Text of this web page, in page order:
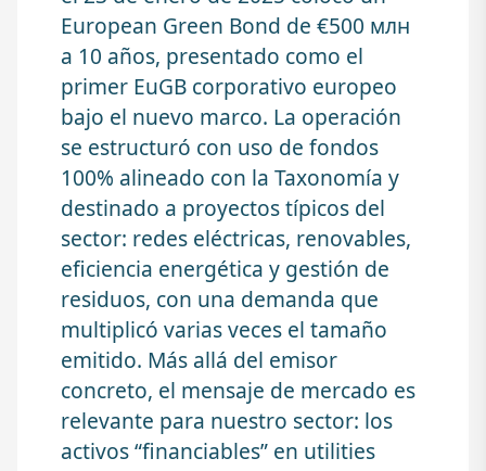
European Green Bond de €500 млн
a 10 años, presentado como el
primer EuGB corporativo europeo
bajo el nuevo marco. La operación
se estructuró con uso de fondos
100% alineado con la Taxonomía y
destinado a proyectos típicos del
sector: redes eléctricas, renovables,
eficiencia energética y gestión de
residuos, con una demanda que
multiplicó varias veces el tamaño
emitido. Más allá del emisor
concreto, el mensaje de mercado es
relevante para nuestro sector: los
activos “financiables” en utilities